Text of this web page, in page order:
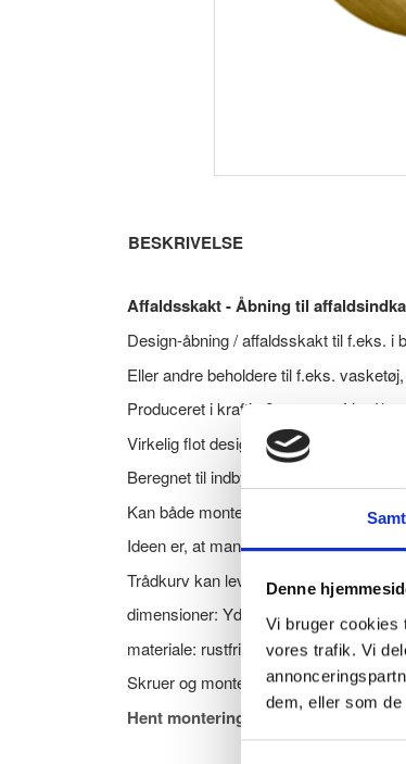
Denne
Vi bruger cookies
vores trafik. Vi
dem, eller som
BESKRIVELSE
Affaldsskakt - Åbning til
Design-åbning / affaldsskakt til f.eks. i
Eller andre beholdere til f.eks.
Produceret i kraftig 2 mm. rustfri stål.
Virkelig flot design og finish - Udført i
Beregnet til indbygning i bordplade
Kan både monteres ovenpå
Ideen er, at man på den anden side af
Trådkurv kan leveres separat.
dimensioner: Ydre mål ca. Ø 145 (indre
materiale: rustfri børstet stål - PVD-
Skruer og monteringsbeslag
Hent monteringsvejledning her